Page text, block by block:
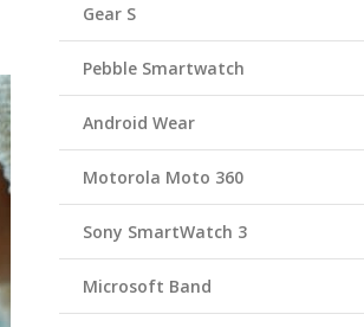
Gear S
Pebble Smartwatch
Android Wear
Motorola Moto 360
Sony SmartWatch 3
Microsoft Band